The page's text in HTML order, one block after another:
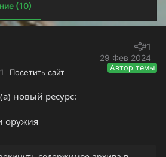
(10)
Посетить сайт
29 Фев 2024
#1
Автор темы
новый ресурс:
оружия